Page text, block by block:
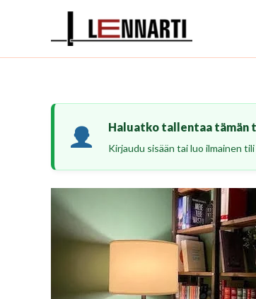
Haluatko tallentaa
Kirjaudu sisään tai luo ilmainen